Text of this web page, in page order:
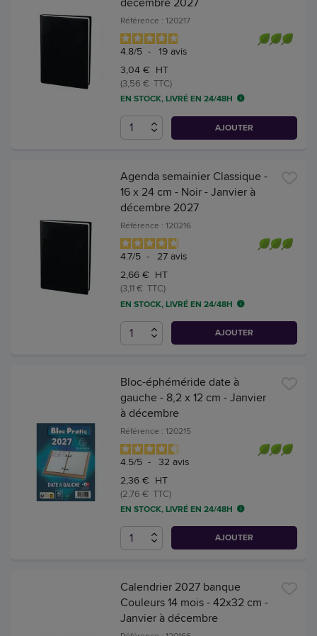
Référence : 120217
4.8/5 - 19 avis
3,04 € HT
(3,56 € TTC)
EN STOCK, LIVRÉ EN 24/48H
AJOUTER
Agenda semainier Classique -
16 x 24 cm - Noir - Janvier à
décembre 2027
Référence : 120216
4.7/5 - 27 avis
2,66 € HT
(3,11 € TTC)
EN STOCK, LIVRÉ EN 24/48H
AJOUTER
Bloc-éphéméride date à
gauche - 8,2 x 12 cm - Janvier
à décembre
Référence : 120215
4.5/5 - 32 avis
2,36 € HT
(2,76 € TTC)
EN STOCK, LIVRÉ EN 24/48H
AJOUTER
Calendrier 2027 banque
Couleurs 14 mois - 42x32 cm -
Janvier à décembre